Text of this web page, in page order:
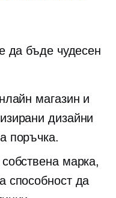
да бъде чудесен
магазин и
дизайни
поръчка.
марка,
способност да